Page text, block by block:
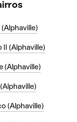
II (Alphaville)
(Alphaville)
(Alphaville)